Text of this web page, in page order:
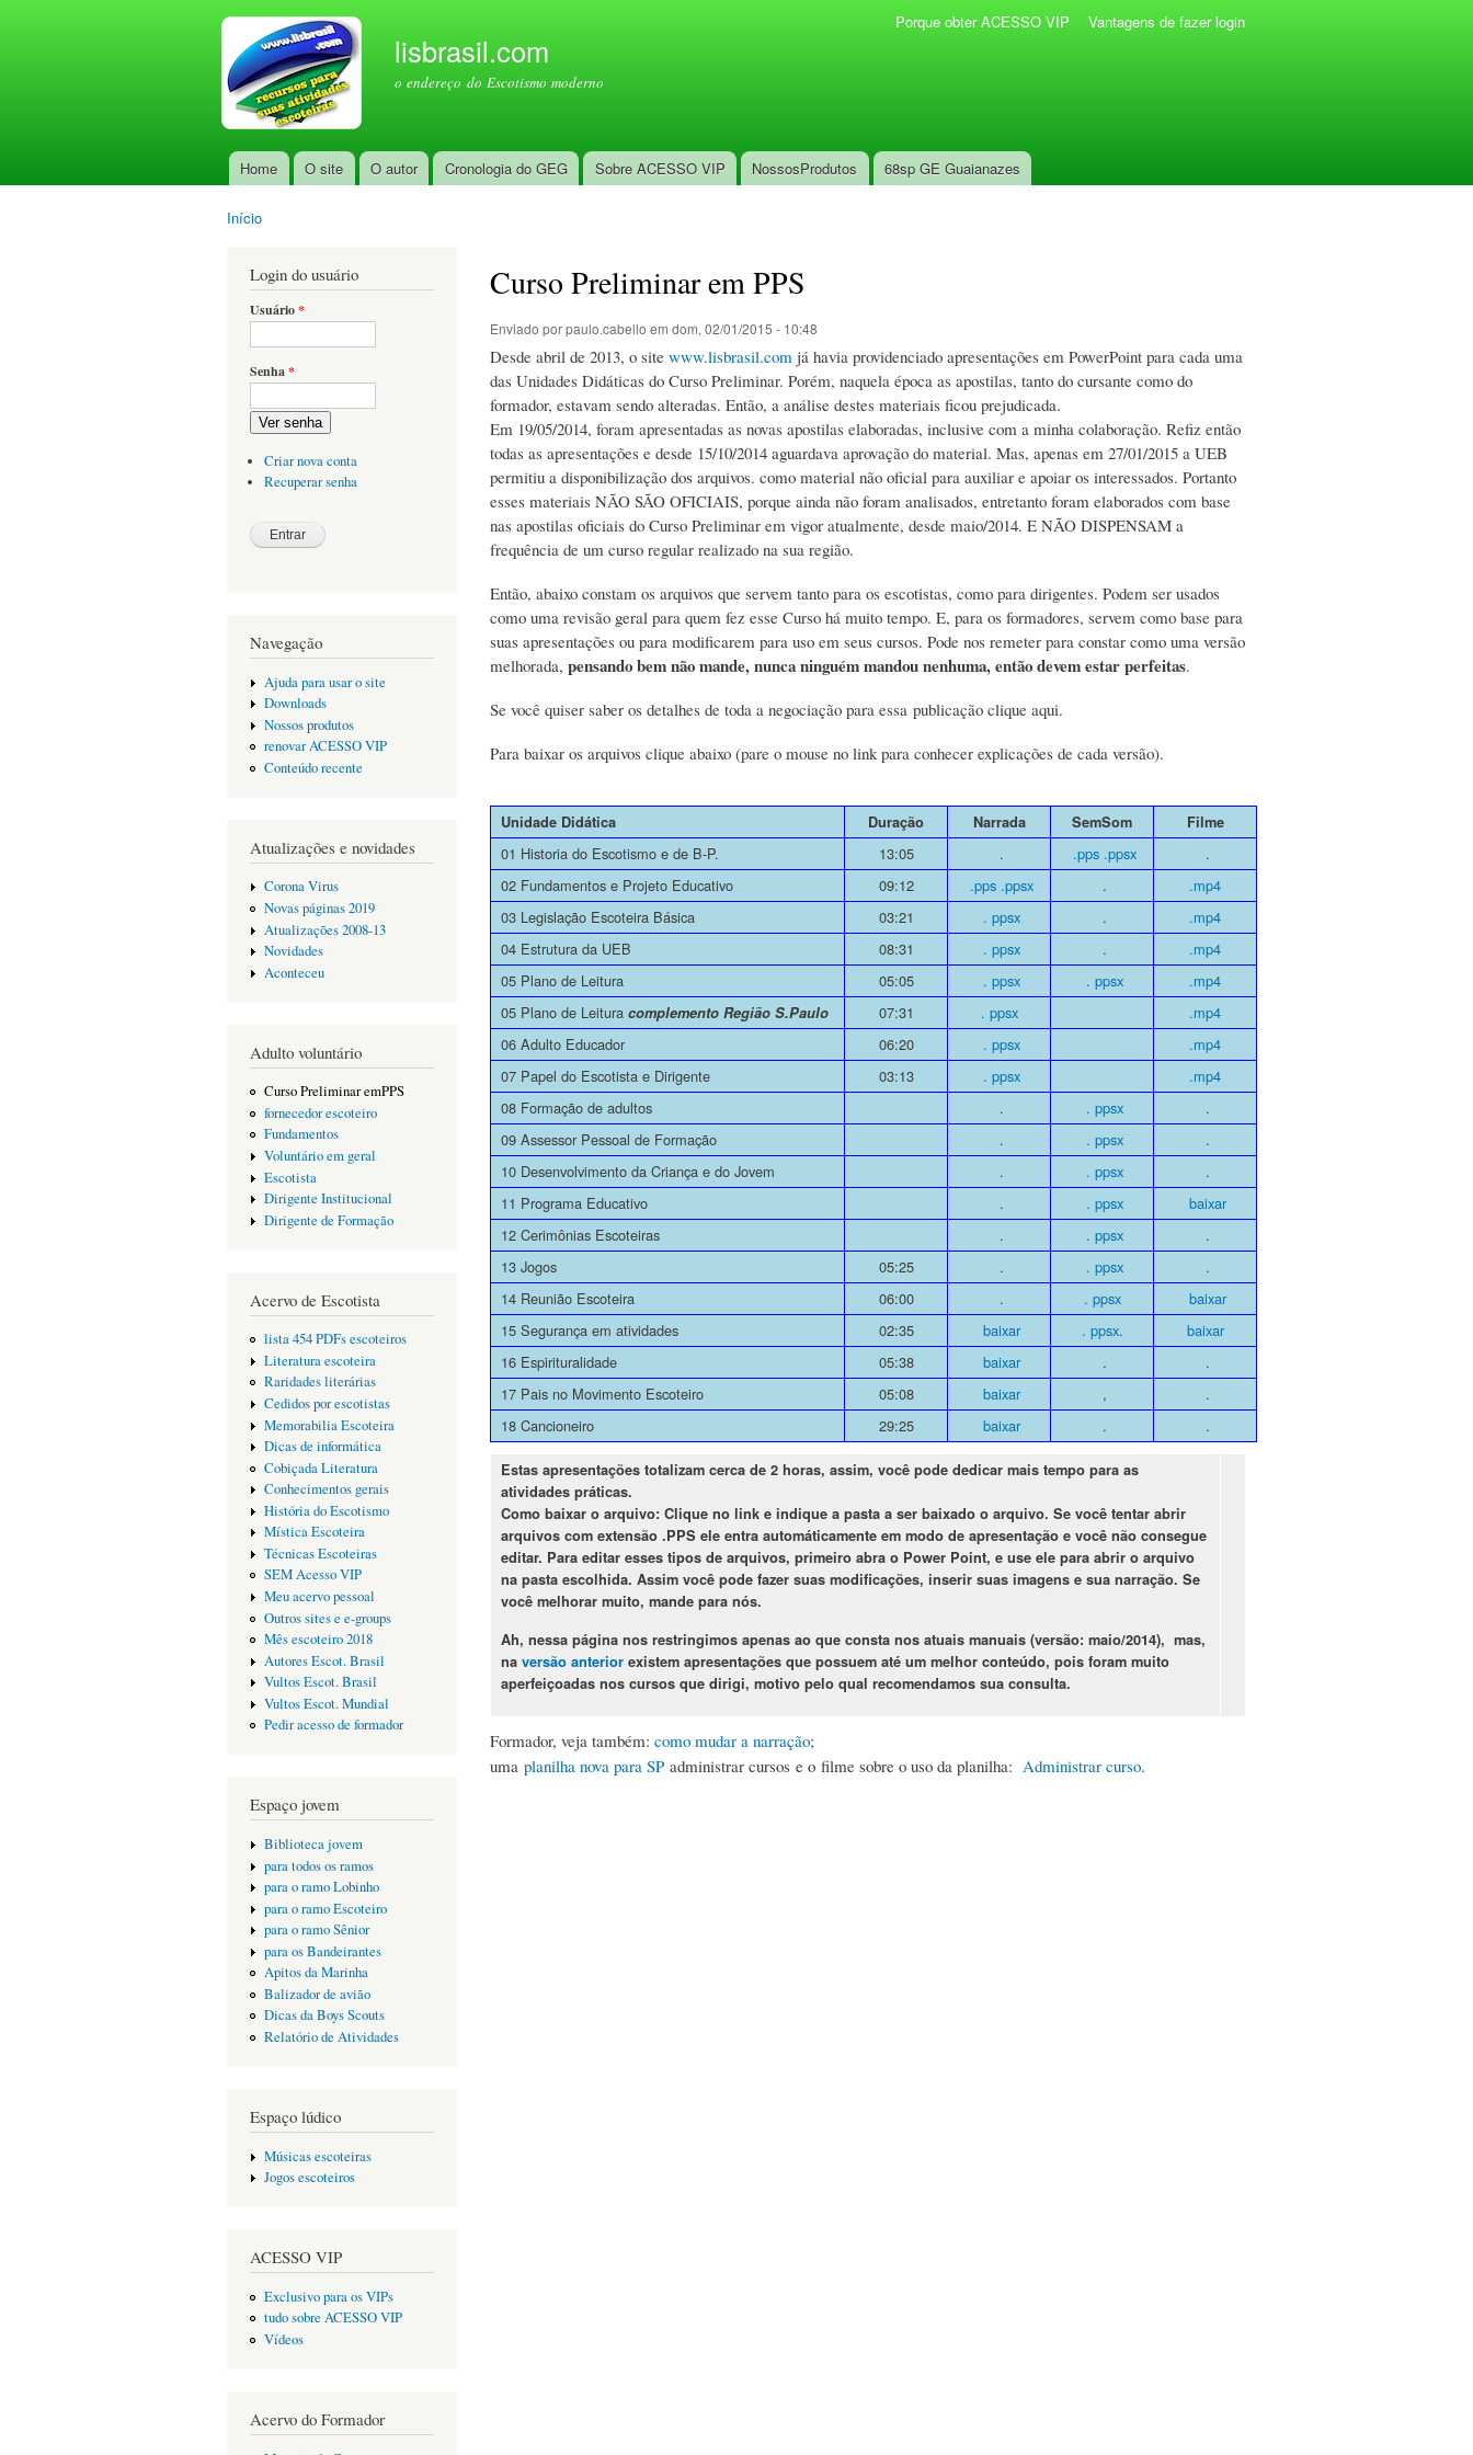
lisbrasil.com
o endereço do Escotismo moderno
Menu principal
Home O site O autor Cronologia do GEG Sobre ACESSO VIP NossosProdutos 68sp GE Guaianazes
Porque obter ACESSO VIP Vantagens de fazer login
Início
Login do usuário
Usuário*
Senha*
Ver senha
Criar nova conta
Recuperar senha
Navegação
Ajuda para usar o site
Downloads
Nossos produtos
renovar ACESSO VIP
Conteúdo recente
Atualizações e novidades
Corona Virus
Novas páginas 2019
Atualizações 2008-13
Novidades
Aconteceu
Adulto voluntário
Curso Preliminar emPPS
fornecedor escoteiro
Fundamentos
Voluntário em geral
Escotista
Dirigente Institucional
Dirigente de Formação
Acervo de Escotista
lista 454 PDFs escoteiros
Literatura escoteira
Raridades literárias
Cedidos por escotistas
Memorabilia Escoteira
Dicas de informática
Cobiçada Literatura
Conhecimentos gerais
História do Escotismo
Mística Escoteira
Técnicas Escoteiras
SEM Acesso VIP
Meu acervo pessoal
Outros sites e e-groups
Mês escoteiro 2018
Autores Escot. Brasil
Vultos Escot. Brasil
Vultos Escot. Mundial
Pedir acesso de formador
Espaço jovem
Biblioteca jovem
para todos os ramos
para o ramo Lobinho
para o ramo Escoteiro
para o ramo Sênior
para os Bandeirantes
Apitos da Marinha
Balizador de avião
Dicas da Boys Scouts
Relatório de Atividades
Espaço lúdico
Músicas escoteiras
Jogos escoteiros
ACESSO VIP
Exclusivo para os VIPs
tudo sobre ACESSO VIP
Vídeos
Acervo do Formador
Curso Preliminar em PPS
Enviado porpaulo.cabello em dom, 02/01/2015 - 10:48
Desde abril de 2013, o site www.lisbrasil.com já havia providenciado apresentações em PowerPoint para cada uma
das Unidades Didáticas do Curso Preliminar. Porém, naquela época as apostilas, tanto do cursante como do
formador, estavam sendo alteradas. Então, a análise destes materiais ficou prejudicada.
Em 19/05/2014, foram apresentadas as novas apostilas elaboradas, inclusive com a minha colaboração. Refiz então
todas as apresentações e desde 15/10/2014 aguardava aprovação do material. Mas, apenas em 27/01/2015 a UEB
permitiu a disponibilização dos arquivos. como material não oficial para auxiliar e apoiar os interessados. Portanto
esses materiais NÃO SÃO OFICIAIS, porque ainda não foram analisados, entretanto foram elaborados com base
nas apostilas oficiais do Curso Preliminar em vigor atualmente, desde maio/2014. E NÃO DISPENSAM a
frequência de um curso regular realizado na sua região.
Então, abaixo constam os arquivos que servem tanto para os escotistas, como para dirigentes. Podem ser usados
como uma revisão geral para quem fez esse Curso há muito tempo. E, para os formadores, servem como base para
suas apresentações ou para modificarem para uso em seus cursos. Pode nos remeter para constar como uma versão
melhorada, pensando bem não mande, nunca ninguém mandou nenhuma, então devem estar perfeitas.
Se você quiser saber os detalhes de toda a negociação para essa publicação clique aqui.
Para baixar os arquivos clique abaixo (pare o mouse no link para conhecer explicações de cada versão).
Unidade Didática Duração Narrada SemSom Filme
01 Historia do Escotismo e de B-P. 13:05 . .pps .ppsx
.
02 Fundamentos e Projeto Educativo
09:12 .pps .ppsx .
.mp4
03 Legislação Escoteira Básica
03:21 . ppsx .
.mp4
04 Estrutura da UEB
08:31 . ppsx .
.mp4
05 Plano de Leitura
05:05 . ppsx . ppsx
.mp4
05 Plano de Leitura complemento Região S.Paulo 07:31 . ppsx
.mp4
06 Adulto Educador
06:20 . ppsx
.mp4
07 Papel do Escotista e Dirigente
03:13 . ppsx
.mp4
08 Formação de adultos
. . ppsx
.
09 Assessor Pessoal de Formação
. . ppsx
.
10 Desenvolvimento da Criança e do Jovem
. . ppsx
.
11 Programa Educativo
. . ppsx
baixar
12 Cerimônias Escoteiras
. . ppsx
.
13 Jogos
05:25 . . ppsx
.
14 Reunião Escoteira
06:00 . . ppsx
baixar
15 Segurança em atividades
02:35 baixar . ppsx.
baixar
16 Espirituralidade
05:38 baixar .
.
17 Pais no Movimento Escoteiro
05:08 baixar ,
.
18 Cancioneiro
29:25 baixar . .
Estas apresentações totalizam cerca de 2 horas, assim, você pode dedicar mais tempo para as
atividades práticas.
Como baixar o arquivo: Clique no link e indique a pasta a ser baixado o arquivo. Se você tentar abrir
arquivos com extensão .PPS ele entra automáticamente em modo de apresentação e você não consegue
editar. Para editar esses tipos de arquivos, primeiro abra o Power Point, e use ele para abrir o arquivo
na pasta escolhida. Assim você pode fazer suas modificações, inserir suas imagens e sua narração. Se
você melhorar muito, mande para nós.
Ah, nessa página nos restringimos apenas ao que consta nos atuais manuais (versão: maio/2014), mas,
na versão anterior existem apresentações que possuem até um melhor conteúdo, pois foram muito
aperfeiçoadas nos cursos que dirigi, motivo pelo qual recomendamos sua consulta.
Formador, veja também: como mudar a narração;
uma planilha nova para SP administrar cursos e o filme sobre o uso da planilha: Administrar curso.